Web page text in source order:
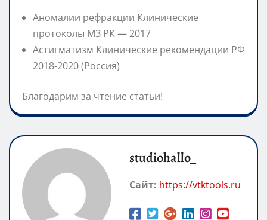
Аномалии рефракции Клинические
протоколы МЗ РК — 2017
Астигматизм Клинические рекомендации РФ
2018-2020 (Россия)
Благодарим за чтение статьи!
studiohallo_
Сайт: https://vtktools.ru